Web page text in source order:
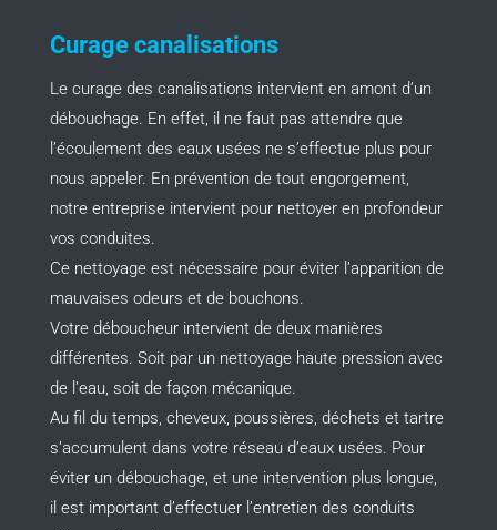
Curage canalisations
Le curage des canalisations intervient en amont d’un
débouchage. En effet, il ne faut pas attendre que
l’écoulement des eaux usées ne s’effectue plus pour
nous appeler. En prévention de tout engorgement,
notre entreprise intervient pour nettoyer en profondeur
vos conduites.
Ce nettoyage est nécessaire pour éviter l’apparition de
mauvaises odeurs et de bouchons.
Votre déboucheur intervient de deux manières
différentes. Soit par un nettoyage haute pression avec
de l’eau, soit de façon mécanique.
Au fil du temps, cheveux, poussières, déchets et tartre
s’accumulent dans votre réseau d’eaux usées. Pour
éviter un débouchage, et une intervention plus longue,
il est important d’effectuer l’entretien des conduits